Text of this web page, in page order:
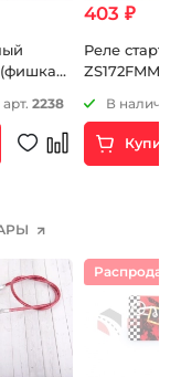
(фишка
2238
403 ₽
Реле
ZS172FMM-
ZS172FMM-7
В наличии
Купить
Распродажа